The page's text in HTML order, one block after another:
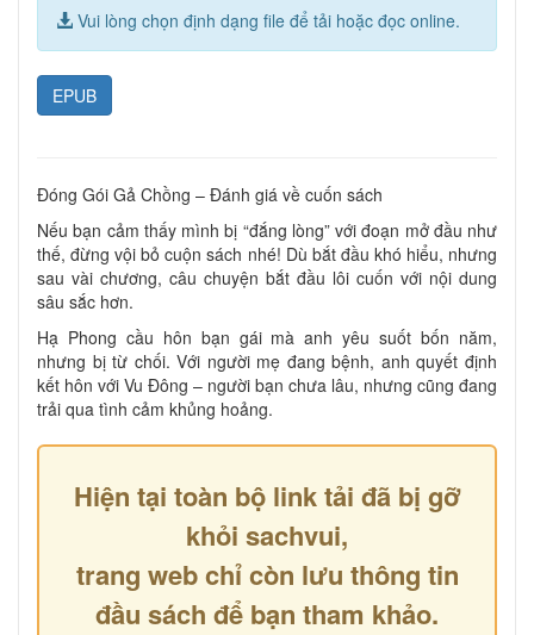
Vui lòng chọn định dạng file để tải hoặc đọc online.
EPUB
Đóng Gói Gả Chồng – Đánh giá về cuốn sách
Nếu bạn cảm thấy mình bị “đắng lòng” với đoạn mở đầu như
thế, đừng vội bỏ cuộn sách nhé! Dù bắt đầu khó hiểu, nhưng
sau vài chương, câu chuyện bắt đầu lôi cuốn với nội dung
sâu sắc hơn.
Hạ Phong cầu hôn bạn gái mà anh yêu suốt bốn năm,
nhưng bị từ chối. Với người mẹ đang bệnh, anh quyết định
kết hôn với Vu Đông – người bạn chưa lâu, nhưng cũng đang
trải qua tình cảm khủng hoảng.
Hiện tại toàn bộ link tải đã bị gỡ
khỏi sachvui,
trang web chỉ còn lưu thông tin
đầu sách để bạn tham khảo.